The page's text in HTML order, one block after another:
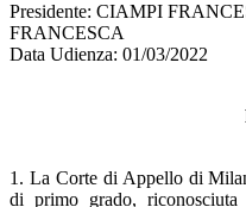
Presidente: CIAMPI
FRANCESCA
Data Udienza: 01/03/2022
1. La Corte di Appello di
di primo grado,